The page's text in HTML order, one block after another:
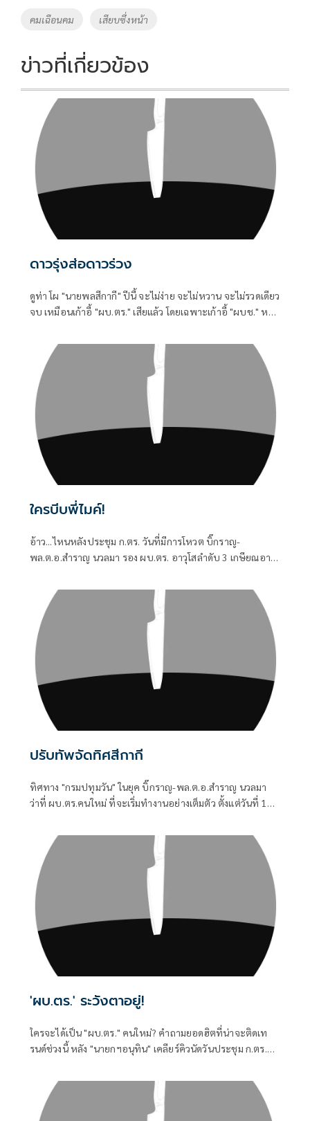
o
k
Li
k
Tags
คมเฉือนคม เสียบซึ่งหน้า
ข่าวที่เกี่ยวข้อง
ดาวรุ่งส่อดาวร่วง
ดูท่า โผ "นายพลสีกากี" ปีนี้ จะไม่ง่าย จะไม่หวาน จะไม่รวดเดียว
จบ เหมือนเก้าอี้ "ผบ.ตร." เสียแล้ว โดยเฉพาะเก้าอี้ "ผบช." หรือ
ใครบีบพี่ไมค์!
อ้าว...ไหนหลังประชุม ก.ตร. วันที่มีการโหวต บิ๊กราญ-
พล.ต.อ.สำราญ นวลมา รอง ผบ.ตร. อาวุโสลำดับ 3 เกษียณอายุ
ปรับทัพจัดทิศสีกากี
ทิศทาง "กรมปทุมวัน" ในยุค บิ๊กราญ-พล.ต.อ.สำราญ นวลมา
ว่าที่ ผบ.ตร.คนใหม่ ที่จะเริ่มทำงานอย่างเต็มตัว ตั้งแต่วันที่ 1
'ผบ.ตร.' ระวังตาอยู่!
ใครจะได้เป็น "ผบ.ตร." คนใหม่? คำถามยอดฮิตที่น่าจะติดเท
รนด์ช่วงนี้ หลัง "นายกฯอนุทิน" เคลียร์คิวนัดวันประชุม ก.ตร.
เวลา 13.00 น. ห้องประชุมศรียานนท์ สำนักงานตำรวจแห่งชาติ